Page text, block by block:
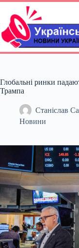
Перейти
вмісту
Глобальні ринки
Трампа
Станіслав
Новини